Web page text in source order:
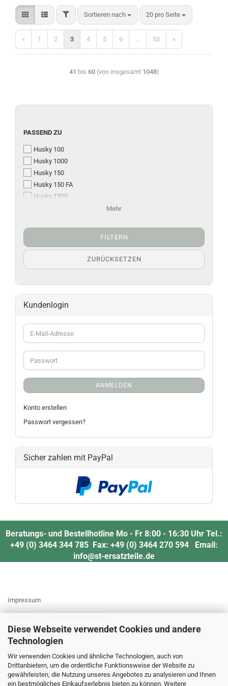
Diese Webseite verwendet Cookies und andere
Technologien
Wir verwenden Cookies und ähnliche Technologien, auch von
Drittanbietern, um die ordentliche Funktionsweise der Website zu
gewährleisten, die Nutzung unseres Angebotes zu analysieren und Ihnen
ein bestmögliches Einkaufserlebnis bieten zu können. Weitere
Sortieren nach 20 pro Seite
« 1 2 3 4 5 6 ... 53 »
41 bis 60(von insgesamt 1048)
PASSEND ZU
Husky 100
Husky 1000
Husky 150
Husky 150 FA
Husky 1500
FILTERN
ZURÜCKSETZEN
Kundenlogin
ANMELDEN
Konto erstellen
Passwort vergessen?
Sicher zahlen mit PayPal
Beratungs- und Bestellhotline Mo - Fr 8:00 - 16:30 Uhr Tel.:
+49 (0) 3464 344 785 Fax: +49 (0) 3464 270 594 Email:
info@st-ersatzteile.de
Impressum
Widerrufsrecht & Muster-Widerrufsformular
Privatsphäre und Datenschutz
Cookie Einstellungen